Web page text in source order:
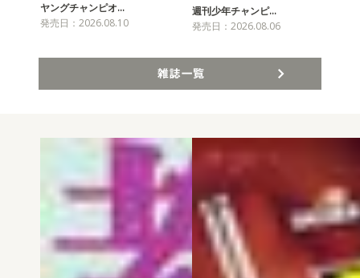
ヤングチャンピオ…
発売日：2026.08.10
週刊少年チャンピ…
発売日：2026.08.06